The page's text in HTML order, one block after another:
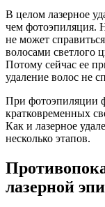
В целом лазерное
чем фотоэпиляция.
не может
волосами светлого
Потому сейчас ее
удаление волос не
При фотоэпиляции
кратковременных
Как и лазерное
несколько этапов.
лазерной